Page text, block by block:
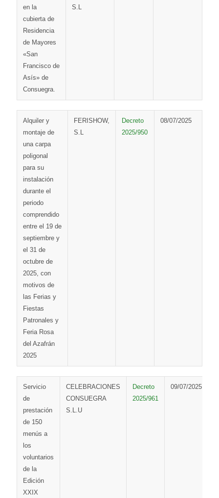
en la
cubierta de
Residencia
de Mayores
«San
Francisco de
Asís» de
Consuegra.
S.L
Alquiler y
montaje de
una carpa
poligonal
para su
instalación
durante el
periodo
comprendido
entre el 19 de
septiembre y
el 31 de
octubre de
2025, con
motivos de
las Ferias y
Fiestas
Patronales y
Feria Rosa
del Azafrán
2025
FERISHOW,
S.L
Decreto
2025/950
08/07/2025
Servicio
de
prestación
de 150
menús a
los
voluntarios
de la
Edición
XXIX
CELEBRACIONES
CONSUEGRA
S.L.U
Decreto
2025/961
09/07/2025